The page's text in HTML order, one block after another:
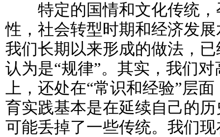
特定的国情和文化传统，
性，社会转型时期和经济发
我们长期以来形成的做法，
认为是“规律”。其实，我们
上，还处在“常识和经验”层
育实践基本是在延续自己的
可能丢掉了一些传统。我们